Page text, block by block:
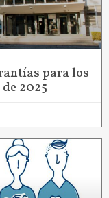
para los
2025